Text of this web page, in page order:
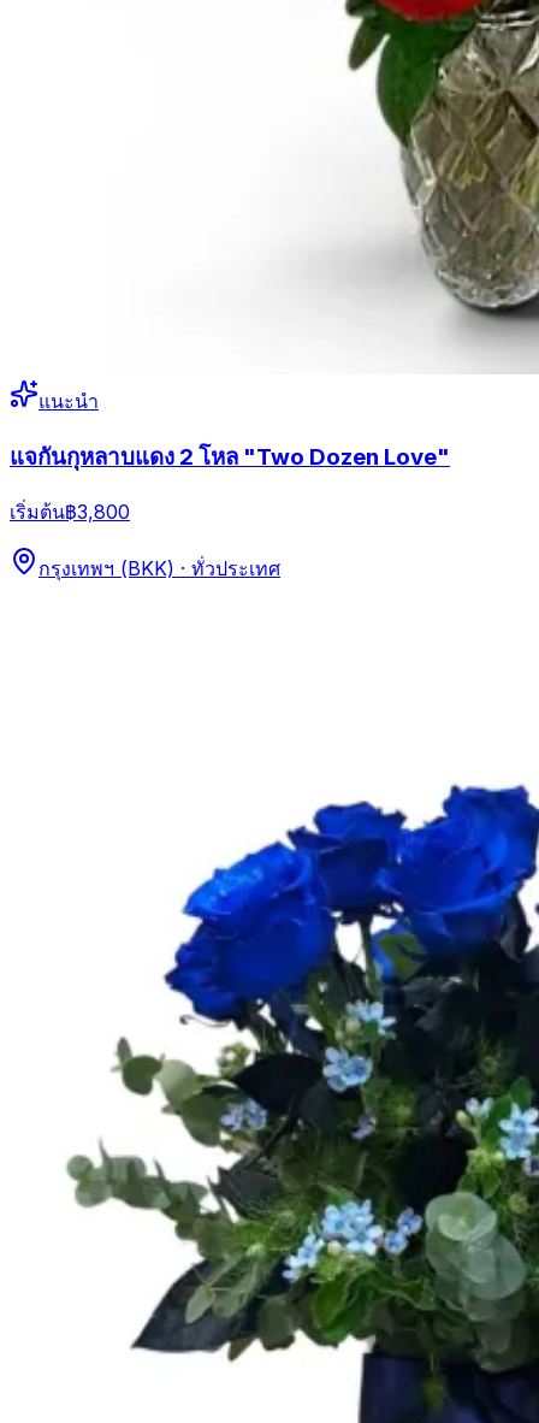
แนะนำ
แจกันกุหลาบแดง 2 โหล "Two Dozen Love"
เริ่มต้น฿3,800
กรุงเทพฯ (BKK) · ทั่วประเทศ